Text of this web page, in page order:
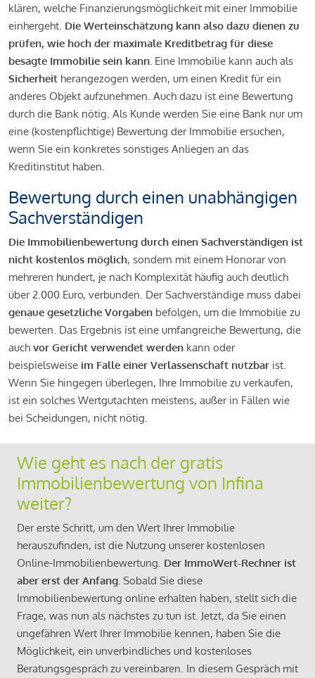
klären, welche Finanzierungsmöglichkeit mit einer Immobilie
einhergeht. Die Werteinschätzung kann also dazu dienen zu
prüfen, wie hoch der maximale Kreditbetrag für diese
besagte Immobilie sein kann. Eine Immobilie kann auch als
Sicherheit herangezogen werden, um einen Kredit für ein
anderes Objekt aufzunehmen. Auch dazu ist eine Bewertung
durch die Bank nötig. Als Kunde werden Sie eine Bank nur um
eine (kostenpflichtige) Bewertung der Immobilie ersuchen,
wenn Sie ein konkretes sonstiges Anliegen an das
Kreditinstitut haben.
Bewertung durch einen unabhängigen
Sachverständigen
Die Immobilienbewertung durch einen Sachverständigen ist
nicht kostenlos möglich, sondern mit einem Honorar von
mehreren hundert, je nach Komplexität häufig auch deutlich
über 2.000 Euro, verbunden. Der Sachverständige muss dabei
genaue gesetzliche Vorgaben befolgen, um die Immobilie zu
bewerten. Das Ergebnis ist eine umfangreiche Bewertung, die
auch vor Gericht verwendet werden kann oder
beispielsweise im Falle einer Verlassenschaft nutzbar ist.
Wenn Sie hingegen überlegen, Ihre Immobilie zu verkaufen,
ist ein solches Wertgutachten meistens, außer in Fällen wie
bei Scheidungen, nicht nötig.
Wie geht es nach der gratis
Immobilienbewertung von Infina
weiter?
Der erste Schritt, um den Wert Ihrer Immobilie
herauszufinden, ist die Nutzung unserer kostenlosen
Online-Immobilienbewertung. Der ImmoWert-Rechner ist
aber erst der Anfang. Sobald Sie diese
Immobilienbewertung online erhalten haben, stellt sich die
Frage, was nun als nächstes zu tun ist. Jetzt, da Sie einen
ungefähren Wert Ihrer Immobilie kennen, haben Sie die
Möglichkeit, ein unverbindliches und kostenloses
Beratungsgespräch zu vereinbaren. In diesem Gespräch mit